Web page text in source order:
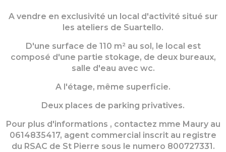
A vendre en exclusivité un local d'activité situé sur
les ateliers de Suartello.
D'une surface de 110 m² au sol, le local est
composé d'une partie stokage, de deux bureaux,
salle d'eau avec wc.
A l'étage, même superficie.
Deux places de parking privatives.
Pour plus d'informations , contactez mme Maury au
0614835417, agent commercial inscrit au registre
du RSAC de St Pierre sous le numero 800727331.